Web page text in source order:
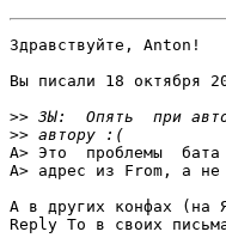
Здравствуйте, Anton!
Вы писали 18 октября
>>
>>
A> Это  проблемы
A> адрес из From, а
А в других конфах (на
Reply To в своих